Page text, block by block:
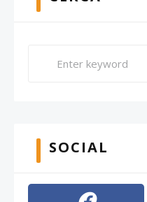
SOCIAL